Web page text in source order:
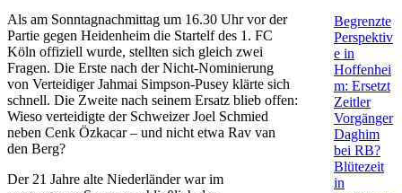
Als am Sonntagnachmittag um 16.30 Uhr vor der
Partie gegen Heidenheim die Startelf des 1. FC
Köln offiziell wurde, stellten sich gleich zwei
Fragen. Die Erste nach der Nicht-Nominierung
von Verteidiger Jahmai Simpson-Pusey klärte sich
schnell. Die Zweite nach seinem Ersatz blieb offen:
Wieso verteidigte der Schweizer Joel Schmied
neben Cenk Özkacar – und nicht etwa Rav van
den Berg?
Der 21 Jahre alte Niederländer war im
Begrenzte
Perspektiv
e in
Hoffenhei
m: Ersetzt
Zeitler
Vorgänger
Daghim
bei RB?
Blütezeit
in